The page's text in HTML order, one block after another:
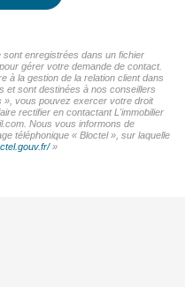
enregistrées dans un fichier
gérer votre demande de contact.
à la gestion de la relation client dans
et sont destinées à nos conseillers
», vous pouvez exercer votre droit
rectifier en contactant L'immobilier
Nous vous informons de
téléphonique « Bloctel », sur laquelle
»